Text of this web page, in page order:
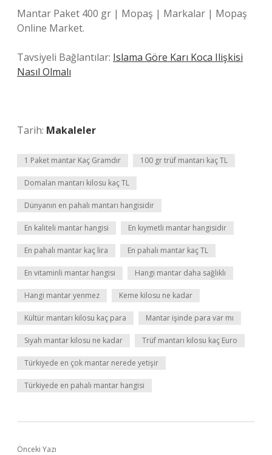
Mantar Paket 400 gr | Mopaş | Markalar | Mopaş
Online Market.
Tavsiyeli Bağlantılar: Islama Göre Karı Koca Ilişkisi
Nasıl Olmalı
Tarih: Makaleler
1 Paket mantar Kaç Gramdır 100 gr trüf mantarı kaç TL
Domalan mantarı kilosu kaç TL
Dünyanın en pahalı mantarı hangisidir
En kaliteli mantar hangisi En kıymetli mantar hangisidir
En pahalı mantar kaç lira En pahalı mantar kaç TL
En vitaminli mantar hangisi Hangi mantar daha sağlıklı
Hangi mantar yenmez Keme kilosu ne kadar
Kültür mantarı kilosu kaç para Mantar işinde para var mı
Siyah mantar kilosu ne kadar Trüf mantarı kilosu kaç Euro
Türkiyede en çok mantar nerede yetişir
Türkiyede en pahalı mantar hangisi
Önceki Yazı